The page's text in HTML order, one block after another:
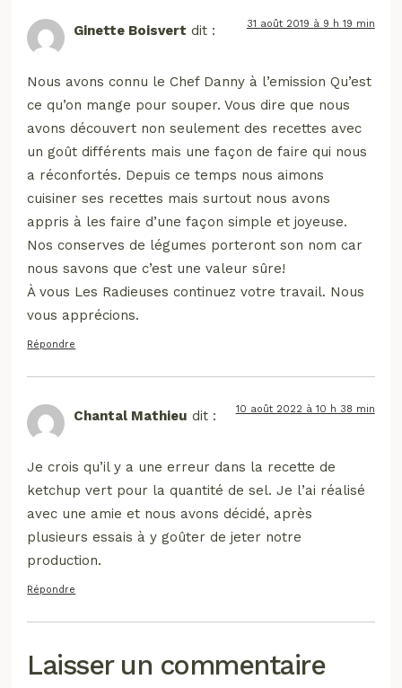
Ginette Boisvert dit : 31 août 2019 à 9 h 19 min
Nous avons connu le Chef Danny à l’emission Qu’est
ce qu’on mange pour souper. Vous dire que nous
avons découvert non seulement des recettes avec
un goût différents mais une façon de faire qui nous
a réconfortés. Depuis ce temps nous aimons
cuisiner ses recettes mais surtout nous avons
appris à les faire d’une façon simple et joyeuse.
Nos conserves de légumes porteront son nom car
nous savons que c’est une valeur sûre!
À vous Les Radieuses continuez votre travail. Nous
vous apprécions.
Répondre
Chantal Mathieu dit : 10 août 2022 à 10 h 38 min
Je crois qu’il y a une erreur dans la recette de
ketchup vert pour la quantité de sel. Je l’ai réalisé
avec une amie et nous avons décidé, après
plusieurs essais à y goûter de jeter notre
production.
Répondre
Laisser un commentaire